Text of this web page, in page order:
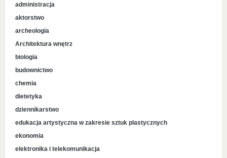
administracja
aktorstwo
archeologia
Architektura wnętrz
biologia
budownictwo
chemia
dietetyka
dziennikarstwo
edukacja artystyczna w zakresie sztuk plastycznych
ekonomia
elektronika i telekomunikacja